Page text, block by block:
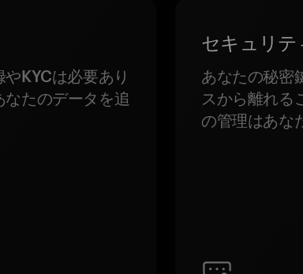
KYCは必要あり
なたのデータを追
セキュリテ
あなたの秘密
スから離れる
の管理はあな